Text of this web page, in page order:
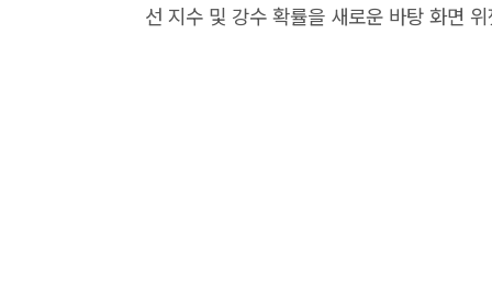
선 지수 및 강수 확률을 새로운 바탕 화면